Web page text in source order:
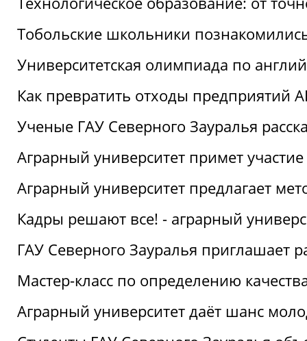
Тобольские школьники
Университетская олимпиада по
Как превратить отходы предприятий
Ученые ГАУ Северного Зауралья
Аграрный университет примет
Аграрный университет предлагает
Кадры решают все! - аграрный
ГАУ Северного Зауралья приглашает
Мастер-класс по определению
Аграрный университет даёт шанс